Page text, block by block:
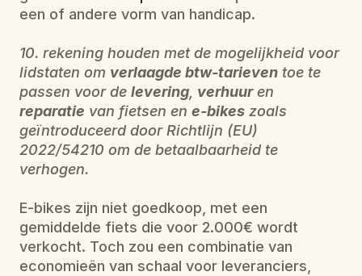
een of andere vorm van handicap.
10. rekening houden met de mogelijkheid voor
lidstaten om verlaagde btw-tarieven toe te
passen voor de levering verhuur
reparatie van fietsen en e-bikes zoals
geïntroduceerd door Richtlijn (EU)
2022/54210 om de betaalbaarheid te
verhogen.
E-bikes zijn niet goedkoop, met een
gemiddelde fiets die voor 2.000€ wordt
verkocht. Toch zou een combinatie van
economieën van schaal voor leveranciers,